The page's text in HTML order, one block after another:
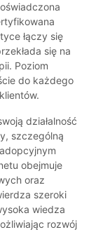
łączy się
się na
Poziom
do każdego
działalność
szczególną
obejmuje
oraz
szeroki
wiedza
rozwój